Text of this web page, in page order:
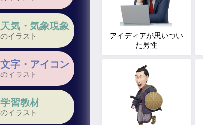
天気・気象現象
のイラスト
文字・アイコン
のイラスト
学習教材
のイラスト
アイディアが思いつい
た男性